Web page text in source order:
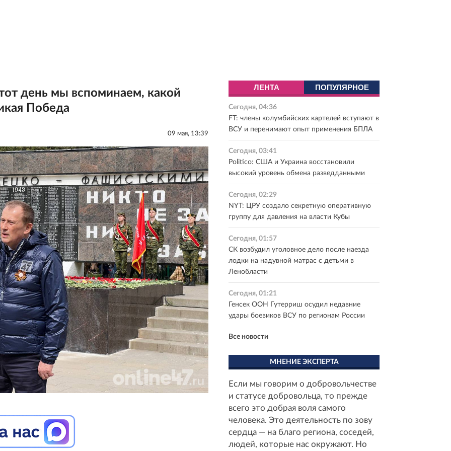
день мы вспоминаем, какой
Победа
09 мая, 13:39
ЛЕНТА ПОПУЛЯРНОЕ
Сегодня, 04:36
FT: члены колумбийских картелей вступают в
ВСУ и перенимают опыт применения БПЛА
Сегодня, 03:41
Politico: США и Украина восстановили
высокий уровень обмена разведданными
Сегодня, 02:29
NYT: ЦРУ создало секретную оперативную
группу для давления на власти Кубы
Сегодня, 01:57
СК возбудил уголовное дело после наезда
лодки на надувной матрас с детьми в
Ленобласти
Сегодня, 01:21
Генсек ООН Гутерриш осудил недавние
удары боевиков ВСУ по регионам России
Все новости
МНЕНИЕ ЭКСПЕРТА
Если мы говорим о добровольчестве
и статусе добровольца, то прежде
всего это добрая воля самого
человека. Это деятельность по зову
сердца — на благо региона, соседей,
людей, которые нас окружают. Но